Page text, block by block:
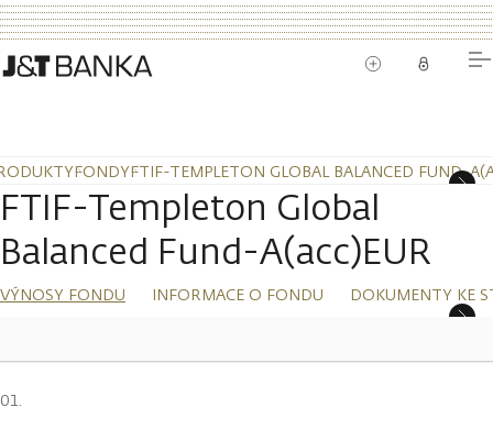
FONDYFTIF-TEMPLETON GLOBAL BALANCED FUND-
FTIF-Templeton Global
Balanced Fund-A(acc)EUR
VÝNOSY FONDU INFORMACE O FONDU DOKUMENTY KE